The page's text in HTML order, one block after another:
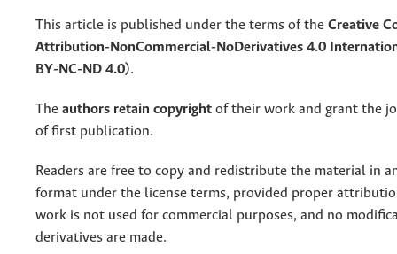
This article is published under the terms of the Creative
Attribution-NonCommercial-NoDerivatives 4.0
BY-NC-ND 4.0).
The authors retain copyright of their work and grant the
of first publication.
Readers are free to copy and redistribute the material in
format under the license terms, provided proper
work is not used for commercial purposes, and no
derivatives are made.